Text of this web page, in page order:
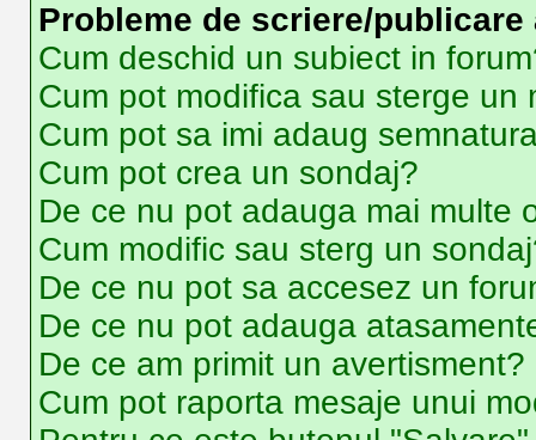
Probleme de scriere/publicare
Cum deschid un subiect in
Cum pot modifica sau sterge un
Cum pot sa imi adaug
Cum pot crea un sondaj?
De ce nu pot adauga mai multe
Cum modific sau sterg un
De ce nu pot sa accesez un
De ce nu pot adauga
De ce am primit un avertisment?
Cum pot raporta mesaje unui